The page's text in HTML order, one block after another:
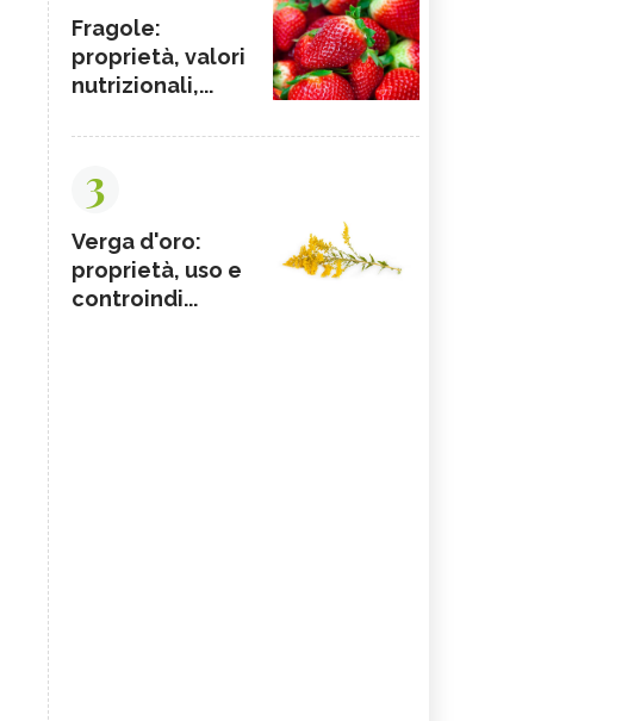
Fragole:
proprietà, valori
nutrizionali,...
3
Verga d'oro:
proprietà, uso e
controindi...